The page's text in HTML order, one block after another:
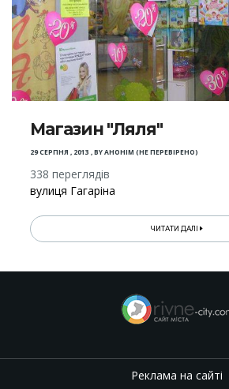
Магазин "Ляля"
29 СЕРПНЯ , 2013 ,BYАНОНІМ (НЕ ПЕРЕВІРЕНО)
338 переглядів
вулиця Гагаріна
ЧИТАТИ ДАЛІ
Реклама на сайті